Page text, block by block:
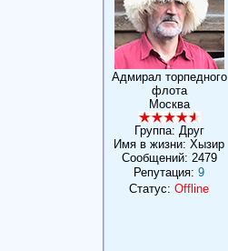
Адмирал торпедного
флота
Москва
Группа: Друг
Имя в жизни: Хызир
Сообщений: 2479
Репутация: 9
Статус: Offline